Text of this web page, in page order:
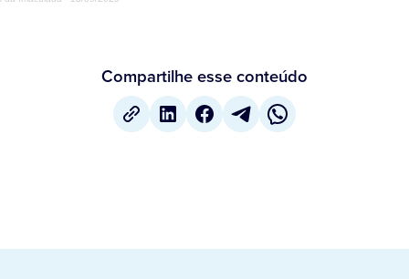
Compartilhe esse conteúdo